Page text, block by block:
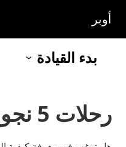
للوصول
المحتوى
أوبر
بدء القيادة
رحلات 5 نجوم